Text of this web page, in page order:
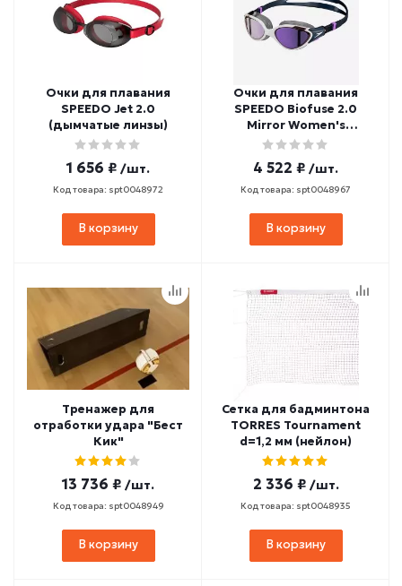
Очки для плавания
SPEEDO Jet 2.0
(дымчатые линзы)
1 656 ₽ /шт.
Код товара: spt0048972
В корзину
Очки для плавания
SPEEDO Biofuse 2.0
Mirror Women's
(зеркальные линзы)
4 522 ₽ /шт.
Код товара: spt0048967
В корзину
Тренажер для
отработки удара "Бест
Кик"
13 736 ₽ /шт.
Код товара: spt0048949
В корзину
Сетка для бадминтона
TORRES Tournament
d=1,2 мм (нейлон)
2 336 ₽ /шт.
Код товара: spt0048935
В корзину